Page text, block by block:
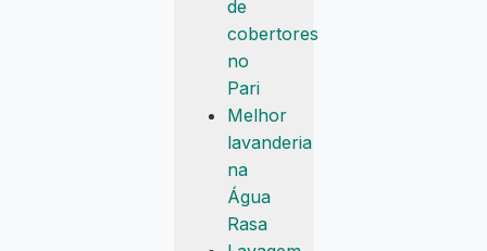
de
cobertores
no
Pari
Melhor
lavanderia
na
Água
Rasa